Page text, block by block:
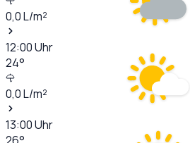
0,0L/m²
12:00Uhr
24°
0,0L/m²
13:00Uhr